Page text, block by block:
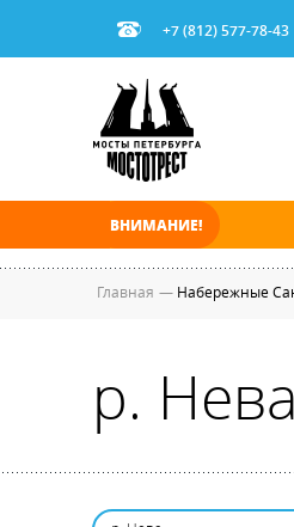
+7 (812) 577-78-43
ВНИМАНИЕ!
Главная — Набережные
р.